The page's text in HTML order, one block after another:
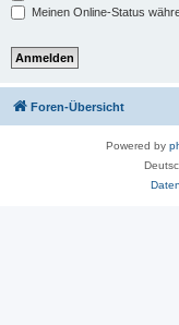
Meinen Online-Status
Foren-Übersicht
Powered by